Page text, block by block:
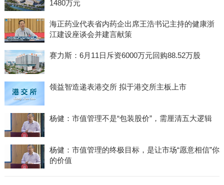
1480万元
海正药业代表省内药企出席王浩书记主持的健康浙
江建设座谈会并建言献策
赛力斯：6月11日斥资6000万元回购88.52万股
领益智造递表港交所 拟于港交所主板上市
杨健：市值管理不是“包装股价”，需厘清五大逻辑
杨健：市值管理的终极目标，是让市场“愿意相信”你
的价值